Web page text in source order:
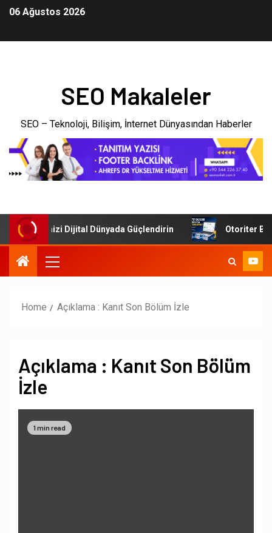
06 Ağustos 2026
SEO Makaleler
SEO – Teknoloji, Bilişim, İnternet Dünyasından Haberler
İşletmenizi Dijital Dünyada Güçlendirin Otoriter
Home Açıklama : Kanıt Son Bölüm İzle
Açıklama : Kanıt Son Bölüm
İzle
1 min read